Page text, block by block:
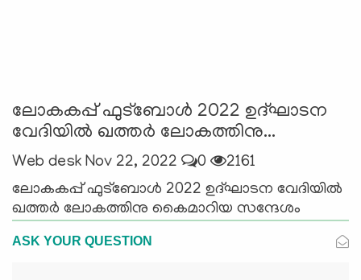
ലോകകപ്പ് ഫുട്ബോള്‍ 2022 ഉദ്ഘാടന
വേദിയില്‍ ഖത്തര്‍ ലോകത്തിനു...
Web desk Nov 22, 2022 0
2161
ലോകകപ്പ് ഫുട്ബോള്‍ 2022 ഉദ്ഘാടന വേദിയില്‍
ഖത്തര്‍ ലോകത്തിനു കൈമാറിയ സന്ദേശം
ASK YOUR QUESTION